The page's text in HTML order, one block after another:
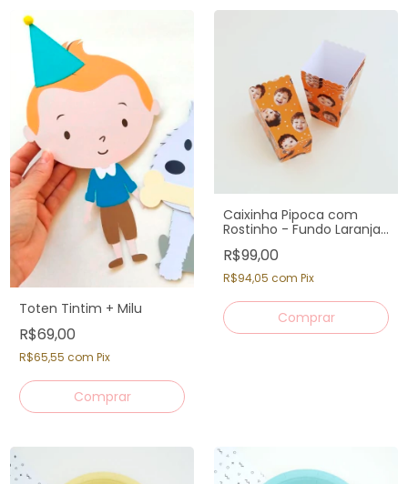
Toten Tintim + Milu
R$69,00
R$65,55 com Pix
Caixinha Pipoca com
Rostinho - Fundo Laranja
(12 un)
R$99,00
R$94,05 com Pix